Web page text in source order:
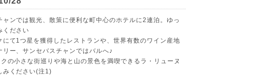
ャンでは観光、散策に便利な町中心のホテルに2連泊。ゆっ
ください
にて1つ星を獲得したレストランや、世界有数のワイン産地
ー、サンセバスチャンではバルへ♪
の小さな街巡りや海と山の景色を満喫できるラ・リューヌ
みください(注1)